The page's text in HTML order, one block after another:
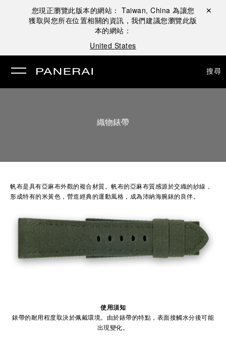
您現正瀏覽此版本的網站： Taiwan, China 為讓您
獲取與您所在位置相關的資訊，我們建議您瀏覽此版
本的網站：
United States
關閉 ✕
搜尋
織物錶帶
帆布是具有亞麻布外觀的複合材質。帆布的亞麻布質感源於交織的紗線，
形成特有的米黃色，營造經典的運動風格，成為沛納海腕錶的良伴。
使用須知
錶帶的耐用程度取決於佩戴環境。由於錶帶的特點，表面接觸水分後可能
出現變化。